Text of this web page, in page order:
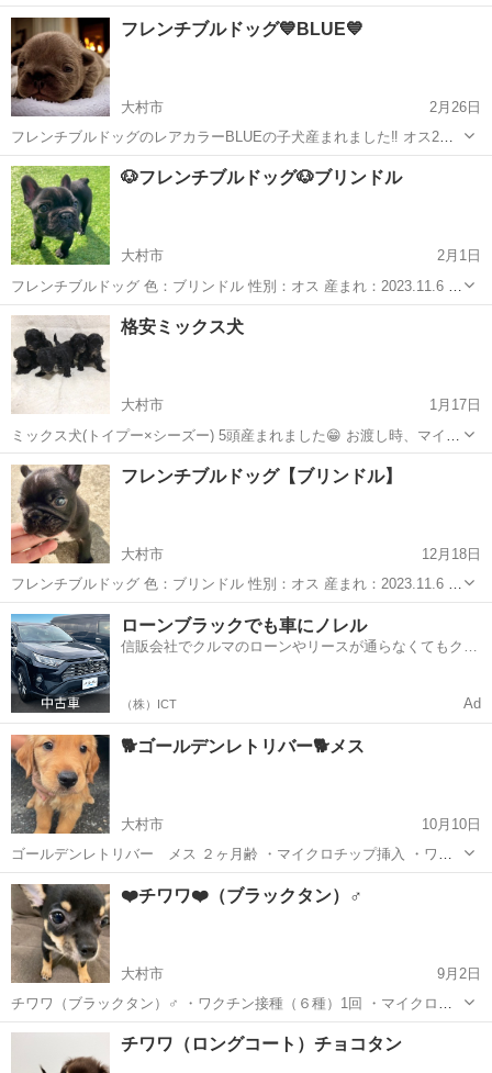
頭 2024.2.9生まれ 引き渡し時期 2024.4.5以降 引き渡し時、ワクチン
接種とマイクロチップ挿入済 価格 オス40万 メス45万 お問い合わ
せ...
長崎 大村市 ペットショップ フレンチブルドッグ
フレンチブルドッグ💙BLUE💙
大村市
2月26日
フレンチブルドッグのレアカラーBLUEの子犬産まれました‼️ オス2
頭、メス4頭 2024.2.9 生まれ ペットショップなどでは手に入らないレ
アカラーになります😊引き渡し時期は4/5以降、ワクチン接種、マイク
ロチップ装着...
長崎 大村市 ペットショップ フレンチブルドッグ
🐶フレンチブルドッグ🐶ブリンドル
大村市
2月1日
フレンチブルドッグ 色：ブリンドル 性別：オス 産まれ：2023.11.6 お
引き渡しの際にワクチン接種証明、マイクロチップ証明書、血統書、
現在与えているドッグフード半年分を差し上げます。(血統書は発行致
しますので間に合わ...
長崎 大村市 ペットショップ
格安ミックス犬
大村市
1月17日
ミックス犬(トイプー×シーズー) 5頭産まれました😁 お渡し時、マイク
ロチップ、6種ワクチン接種済み ・オス8万 ・メス10万 是非お問い合
わせ下さい！
長崎 大村市 ペットショップ 格安
フレンチブルドッグ【ブリンドル】
大村市
12月18日
フレンチブルドッグ 色：ブリンドル 性別：オス 産まれ：2023.11.6 お
引き渡しの際にワクチン接種証明、マイクロチップ証明書、血統書、
現在与えているドッグフード半年分を差し上げます。(血統書は発行致
しますので間に合わ...
長崎 大村市 フレンチブルドッグ
ローンブラックでも車にノレル
信販会社でクルマのローンやリースが通らなくてもクル
（株）ICT Ad
🐕ゴールデンレトリバー🐕メス
大村市
10月10日
ゴールデンレトリバー メス ２ヶ月齢 ・マイクロチップ挿入 ・ワク
チン接種(6種) ・血統書(発行中) 全て込みで15万‼️‼️
長崎 大村市
❤️チワワ❤️（ブラックタン）♂
大村市
9月2日
チワワ（ブラックタン）♂ ・ワクチン接種（６種）1回 ・マイクロチ
ップ装着 ・血統書（発行中） 全て込みの価格です‼️ 是非お問い合わせ
長崎 大村市 犬
チワワ（ロングコート）チョコタン